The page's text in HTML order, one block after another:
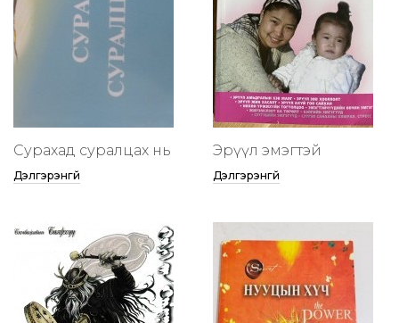
Сурахад суралцах нь
Дэлгэрэнгүй
Эрүүл эмэгтэй
Дэлгэрэнгүй